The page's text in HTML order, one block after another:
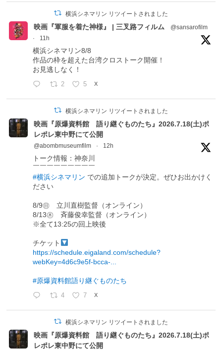
横浜シネマリン リツイートされました
映画『軍服を着た神様』 | 三叉路フィルム
@sansarofilm
·
11h
横浜シネマリン8/8
作品の枠を超えた台湾クロストーク開催！
お見逃しなく！
2 5 X
横浜シネマリン リツイートされました
映画『原爆資料館 語り継ぐものたち』2026.7.18(土)ポ
レポレ東中野にて公開
@abombmuseumfilm · 12h
トーク情報：神奈川
￣￣￣￣￣￣￣￣￣
#横浜シネマリン での追加トークが決定。ぜひお出かけく
ださい
8/9㊐ 立川直樹監督（オンライン）
8/13㊍ 斉藤俊幸監督（オンライン）
※全て13:25の回上映後
チケット
https://schedule.eigaland.com/schedule?
webKey=4d6c9e5f-bcca-...
#原爆資料館語り継ぐものたち
4 7 X
横浜シネマリン リツイートされました
映画『原爆資料館 語り継ぐものたち』2026.7.18(土)ポ
レポレ東中野にて公開